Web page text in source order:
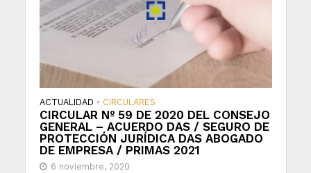
ACTUALIDAD • CIRCULARES
CIRCULAR Nº 59 DE 2020 DEL CONSEJO
GENERAL – ACUERDO DAS / SEGURO DE
PROTECCIÓN JURÍDICA DAS ABOGADO
DE EMPRESA / PRIMAS 2021
6 noviembre, 2020